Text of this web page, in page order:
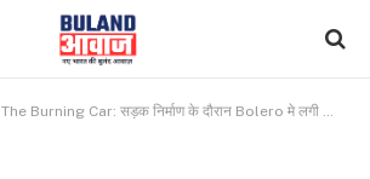
The Burning Car: सड़क निर्माण के दौरान Bolero मे लगी भीषण आग, धू-धूकर जलती आई नजर